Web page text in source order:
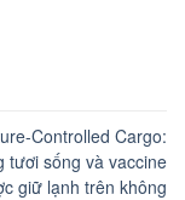
Controlled Cargo:
tươi sống và vaccine
giữ lạnh trên không